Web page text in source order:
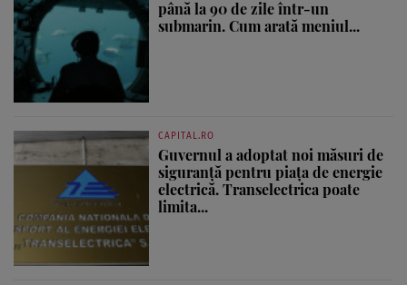
până la 90 de zile într-un
submarin. Cum arată meniul...
CAPITAL.RO
Guvernul a adoptat noi măsuri de
siguranță pentru piața de energie
electrică. Transelectrica poate
limita...